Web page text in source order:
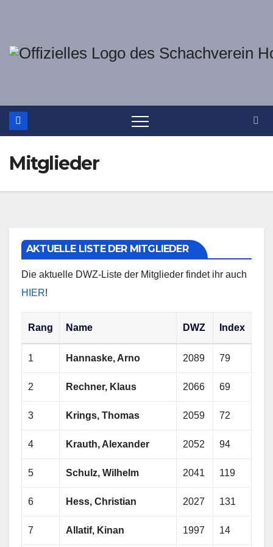
springen
Mitglieder
AKTUELLE LISTE DER MITGLIEDER
Die aktuelle DWZ-Liste der Mitglieder findet ihr auch
HIER!
Rang Name DWZ Index
1 Hannaske, Arno 2089 79
2 Rechner, Klaus 2066 69
3 Krings, Thomas 2059 72
4 Krauth, Alexander 2052 94
5 Schulz, Wilhelm 2041 119
6 Hess, Christian 2027 131
7 Allatif, Kinan 1997 14